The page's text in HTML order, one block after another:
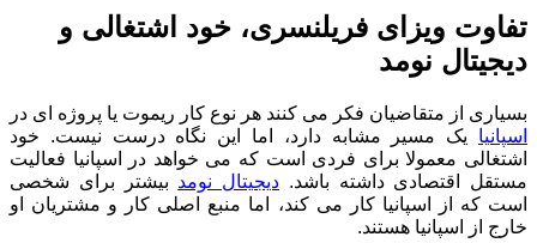
تفاوت ویزای فریلنسری، خود اشتغالی و
دیجیتال نومد
بسیاری از متقاضیان فکر می کنند هر نوع کار ریموت یا پروژه ای در
اسپانیا یک مسیر مشابه دارد، اما این نگاه درست نیست. خود
اشتغالی معمولا برای فردی است که می خواهد در اسپانیا فعالیت
مستقل اقتصادی داشته باشد. دیجیتال نومد بیشتر برای شخصی
است که از اسپانیا کار می کند، اما منبع اصلی کار و مشتریان او
خارج از اسپانیا هستند.